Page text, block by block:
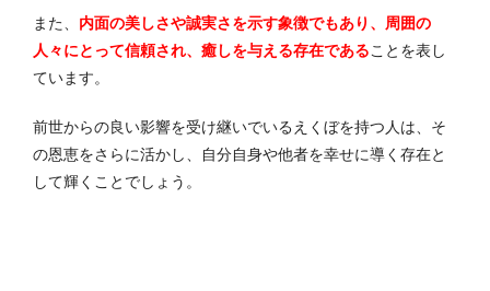
また、 内面の美しさや誠実さを示す象徴でもあり、周囲の
人々にとって信頼され、癒しを与える存在であることを表し
ています。
前世からの良い影響を受け継いでいるえくぼを持つ人は、そ
の恩恵をさらに活かし、自分自身や他者を幸せに導く存在と
して輝くことでしょう。